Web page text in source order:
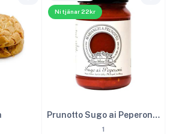
Ni tjänar 22kr
Prunotto Sugo ai Peperoni 340 g EKO
1